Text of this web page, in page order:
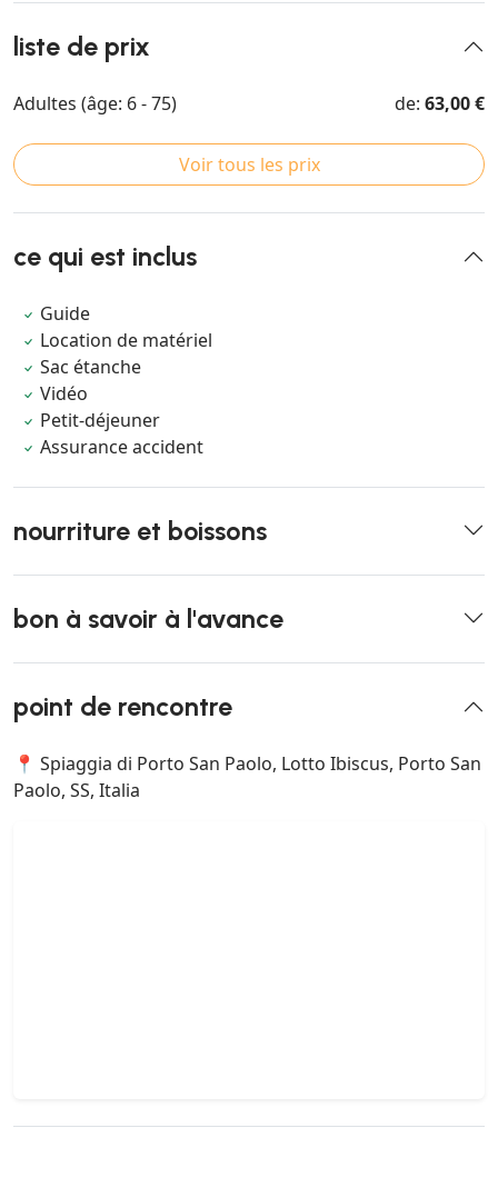
liste de prix
Adultes (âge: 6 - 75) de: 63,00 €
Voir tous les prix
ce qui est inclus
Guide
Location de matériel
Sac étanche
Vidéo
Petit-déjeuner
Assurance accident
nourriture et boissons
bon à savoir à l'avance
point de rencontre
📍 Spiaggia di Porto San Paolo, Lotto Ibiscus, Porto San
Paolo, SS, Italia